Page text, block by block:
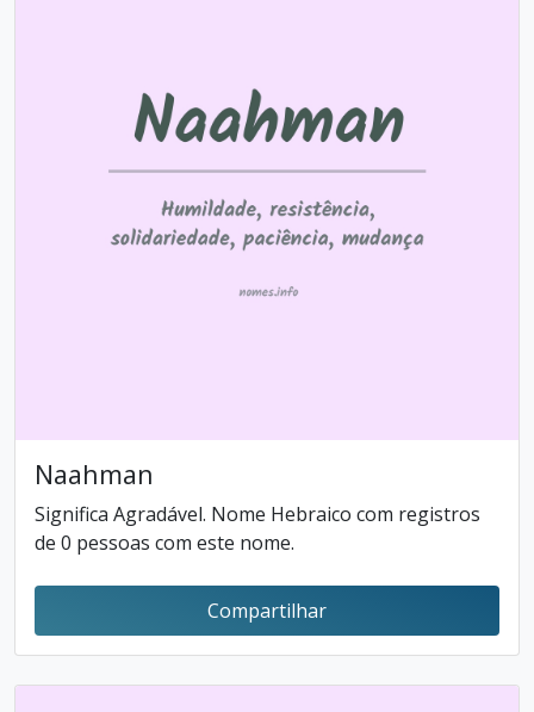
Naahman
Significa Agradável. Nome Hebraico com registros
de 0 pessoas com este nome.
Compartilhar